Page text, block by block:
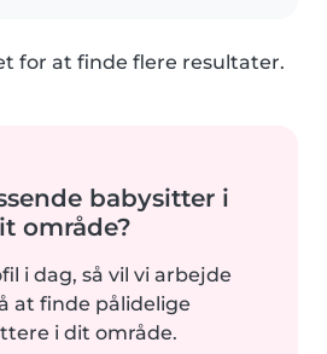
for at finde flere resultater.
babysitter i
område?
i dag, så vil vi arbejde
at finde pålidelige
i dit område.